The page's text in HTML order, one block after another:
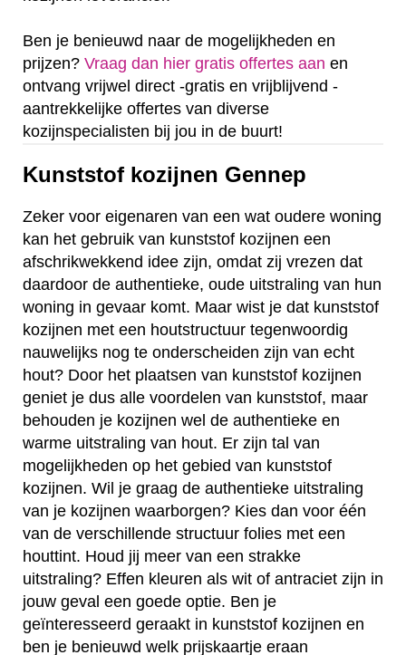
Ben je benieuwd naar de mogelijkheden en
prijzen? Vraag dan hier gratis offertes aan en
ontvang vrijwel direct -gratis en vrijblijvend -
aantrekkelijke offertes van diverse
kozijnspecialisten bij jou in de buurt!
Kunststof kozijnen Gennep
Zeker voor eigenaren van een wat oudere woning
kan het gebruik van kunststof kozijnen een
afschrikwekkend idee zijn, omdat zij vrezen dat
daardoor de authentieke, oude uitstraling van hun
woning in gevaar komt. Maar wist je dat kunststof
kozijnen met een houtstructuur tegenwoordig
nauwelijks nog te onderscheiden zijn van echt
hout? Door het plaatsen van kunststof kozijnen
geniet je dus alle voordelen van kunststof, maar
behouden je kozijnen wel de authentieke en
warme uitstraling van hout. Er zijn tal van
mogelijkheden op het gebied van kunststof
kozijnen. Wil je graag de authentieke uitstraling
van je kozijnen waarborgen? Kies dan voor één
van de verschillende structuur folies met een
houttint. Houd jij meer van een strakke
uitstraling? Effen kleuren als wit of antraciet zijn in
jouw geval een goede optie. Ben je
geïnteresseerd geraakt in kunststof kozijnen en
ben je benieuwd welk prijskaartje eraan